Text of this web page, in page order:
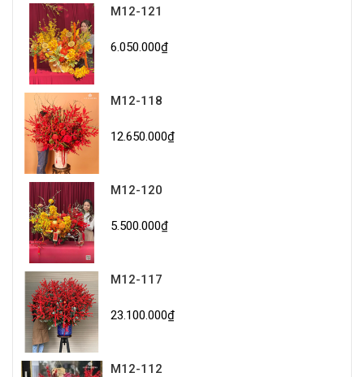
M12-121
6.050.000₫
M12-118
12.650.000₫
M12-120
5.500.000₫
M12-117
23.100.000₫
M12-112